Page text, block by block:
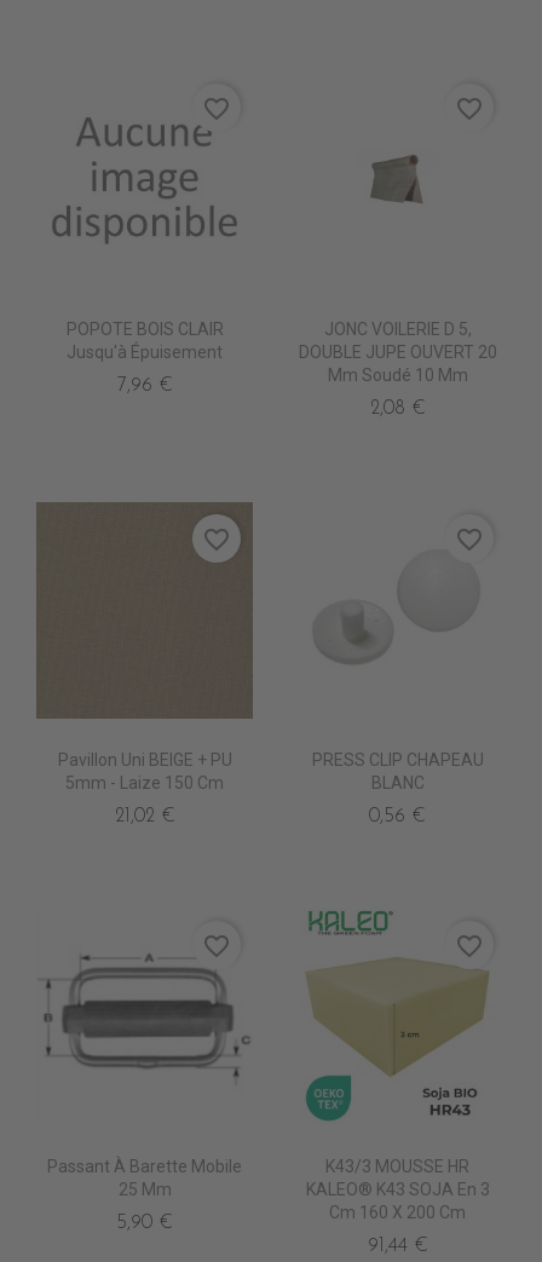
POPOTE BOIS CLAIR
Jusqu'à Épuisement
7,96 €
favorite_border
JONC VOILERIE D 5,
DOUBLE JUPE OUVERT 20
Mm Soudé 10 Mm
2,08 €
favorite_border
Pavillon Uni BEIGE + PU
5mm - Laize 150 Cm
21,02 €
favorite_border
PRESS CLIP CHAPEAU
BLANC
0,56 €
favorite_border
Passant À Barette Mobile
25 Mm
5,90 €
favorite_border
K43/3 MOUSSE HR
KALEO® K43 SOJA En 3
Cm 160 X 200 Cm
91,44 €
favorite_border